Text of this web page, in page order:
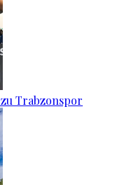
Trabzonspor